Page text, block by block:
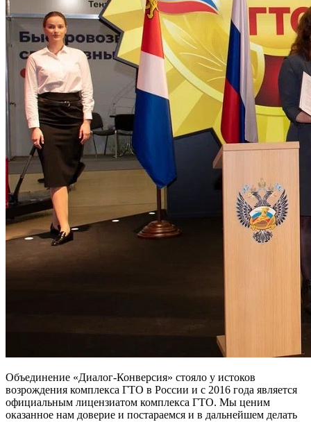
Объединение «Диалог-Конверсия» стояло у истоков
возрождения комплекса ГТО в России и с 2016 года является
официальным лицензиатом комплекса ГТО. Мы ценим
оказанное нам доверие и постараемся и в дальнейшем делать